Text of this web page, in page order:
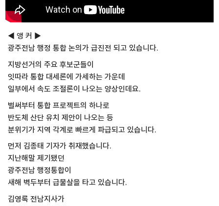
◀ 앵 커 ▶
광주전남 행정 통합 논의가 급진전 되고 있습니다.
지방선거의 주요 후보군들이
잇따라 통합 대세론에 가세하는 가운데
일부에서 속도 조절론이 나오는 양상인데요.
벌써부터 통합 프로젝트의 하나로
반도체 산단 유치 제안이 나오는 등
분위기가 지역 각계로 빠르게 파급되고 있습니다.
먼저 김종태 기자가 취재했습니다.
지난해말 제기됐던
광주전남 행정통합이
새해 벽두부터 급물살을 타고 있습니다.
김영록 전남지사가